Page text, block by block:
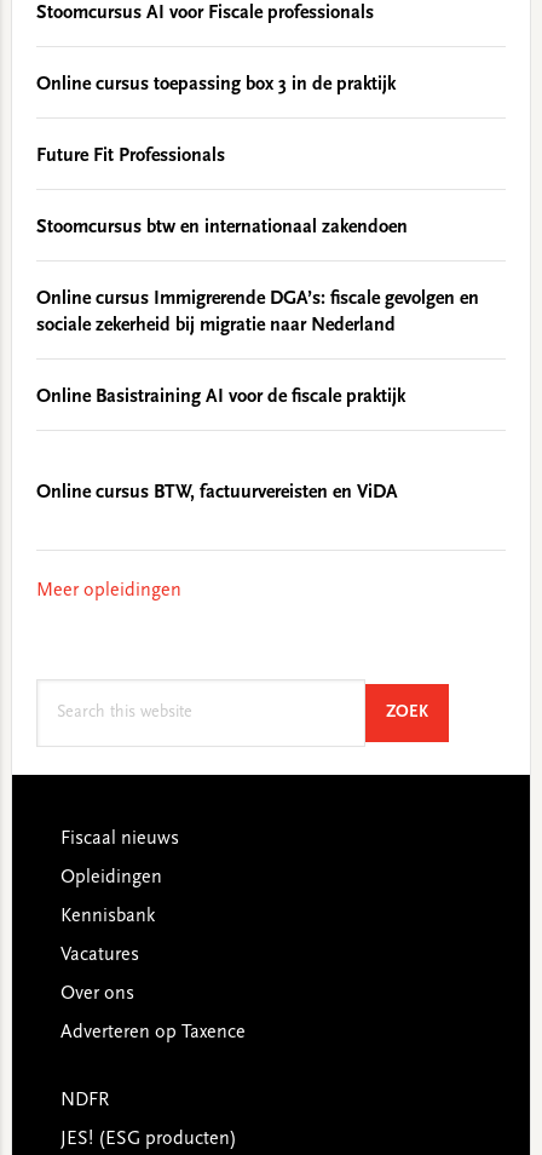
Stoomcursus AI voor Fiscale professionals
Online cursus toepassing box 3 in de praktijk
Future Fit Professionals
Stoomcursus btw en internationaal zakendoen
Online cursus Immigrerende DGA’s: fiscale gevolgen en
sociale zekerheid bij migratie naar Nederland
Online Basistraining AI voor de fiscale praktijk
Online cursus BTW, factuurvereisten en ViDA
Meer opleidingen
ZOEKSEARCH
Footer
Fiscaal nieuws
Opleidingen
Kennisbank
Vacatures
Over ons
Adverteren op Taxence
NDFR
JES! (ESG producten)